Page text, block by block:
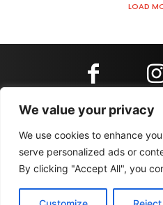
We value your privacy
We use cookies to enhance
serve personalized ads or
By clicking "Accept All", you
LOAD
KONTAKT
IMPRESSUM